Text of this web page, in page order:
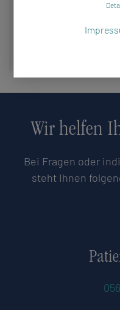
Montag bis
Wir helfen
Bei Fragen oder
steht Ihnen